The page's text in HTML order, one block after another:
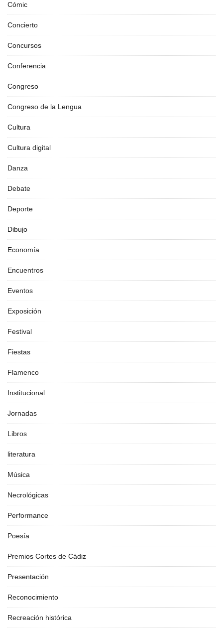
Cómic
Concierto
Concursos
Conferencia
Congreso
Congreso de la Lengua
Cultura
Cultura digital
Danza
Debate
Deporte
Dibujo
Economía
Encuentros
Eventos
Exposición
Festival
Fiestas
Flamenco
Institucional
Jornadas
Libros
literatura
Música
Necrológicas
Performance
Poesía
Premios Cortes de Cádiz
Presentación
Reconocimiento
Recreación histórica